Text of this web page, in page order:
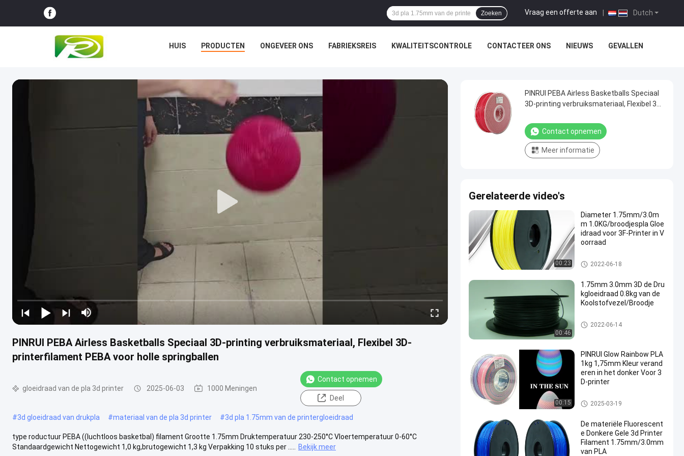
Dutch
Vraag een offerte aan
Zoeken
HUIS PRODUCTEN ONGEVEER ONS FABRIEKSREIS KWALITEITSCONTROLE CONTACTEER ONS NIEUWS GEVALLEN
PINRUI PEBA Airless Basketballs Speciaal 3D-printing verbruiksmateriaal, Flexibel 3D-
printerfilament PEBA voor holle springballen
gloeidraad van de pla 3d printer 2025-06-03 1000 Meningen
Contact opnemen
Deel
#3d gloeidraad van drukpla #materiaal van de pla 3d printer #3d pla 1.75mm van de printergloeidraad
type roductuur PEBA ((luchtloos basketbal) filament Grootte 1.75mm Druktemperatuur 230-250°C Vloertemperatuur 0-60°C
Standaardgewicht Nettogewicht 1,0 kg,brutogewicht 1,3 kg Verpakking 10 stuks per .....
Bekijk meer
PINRUI PEBA Airless Basketballs Speciaal
3D-printing verbruiksmateriaal, Flexibel 3D-
springballen
Contact opnemen
Meer informatie
Gerelateerde video's
00:23
Diameter 1.75mm/3.0m
m 1.0KG/broodjespla Gloe
idraad voor 3F-Printer in V
oorraad
gloeidraad van de pla 3d printe
r
2022-06-18
00:46
1.75mm 3.0mm 3D de Dru
kgloeidraad 0.8kg van de
Koolstofvezel/Broodje
gloeidraad van de pla 3d printe
r
2022-06-14
00:15
PINRUI Glow Rainbow PLA
1kg 1,75mm Kleur verand
eren in het donker Voor 3
D-printer
gloeidraad van de pla 3d printe
r
2025-03-19
De materiële Fluorescent
e Donkere Gele 3d Printer
Filament 1.75mm/3.0mm
van PLA